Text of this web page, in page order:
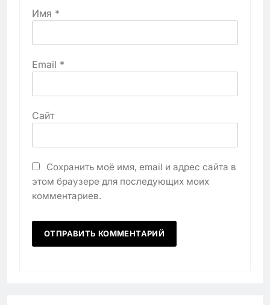
Имя *
Email *
Сайт
Сохранить моё имя, email и адрес сайта в
этом браузере для последующих моих
комментариев.